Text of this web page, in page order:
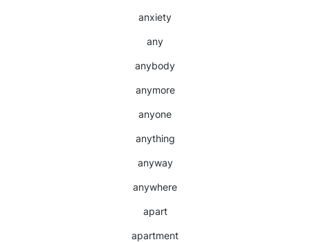
anxiety
any
anybody
anymore
anyone
anything
anyway
anywhere
apart
apartment